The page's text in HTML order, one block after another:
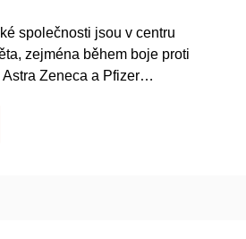
společnosti jsou v centru
zejména během boje proti
Zeneca a Pfizer…